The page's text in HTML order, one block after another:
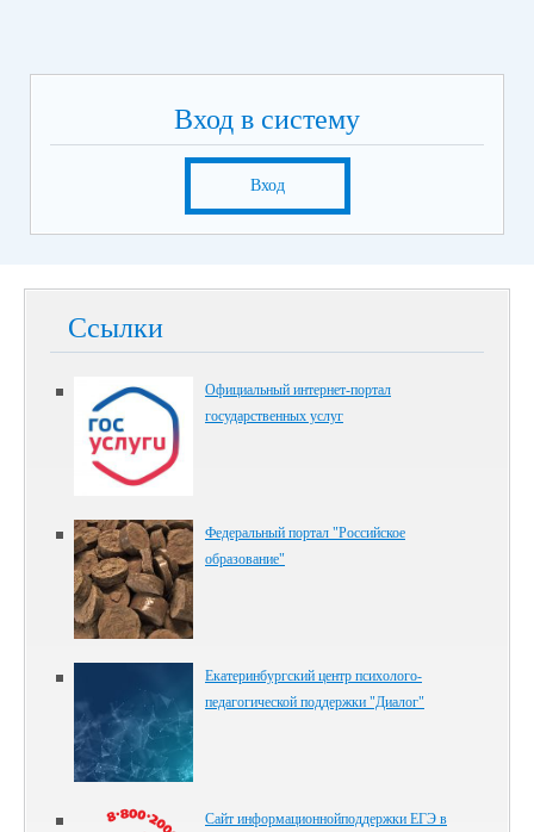
Вход в систему
Вход
Ссылки
Официальный интернет-портал
государственных услуг
Федеральный портал "Российское
образование"
Екатеринбургский центр психолого-
педагогической поддержки "Диалог"
Сайт информационнойподдержки ЕГЭ в